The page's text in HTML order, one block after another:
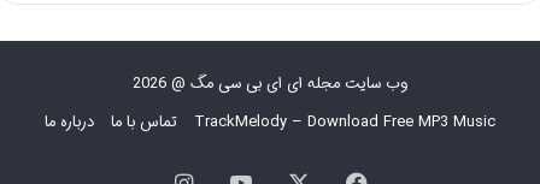
وب سایت مجله ای ای بی سی مگ @ 2026
TrackMelody – Download Free MP3 Music
تماس با ما درباره ما